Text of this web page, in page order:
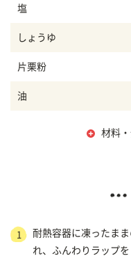
塩
しょうゆ
片栗粉
油
材料
1
耐熱容器に凍ったま
れ、ふんわりラップ